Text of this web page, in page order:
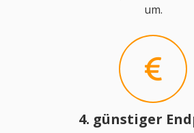
um.
4. günstiger